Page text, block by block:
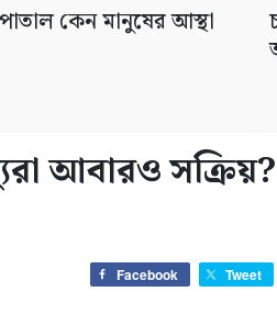
কেন মানুষের আস্থা
আবারও
Facebook Tweet